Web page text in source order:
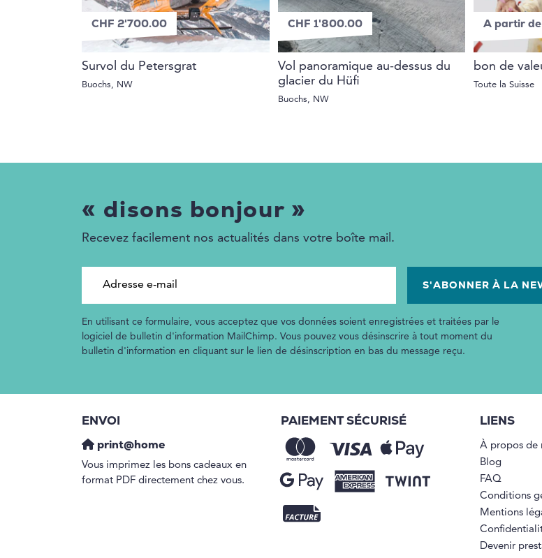
CHF 2'700.00
Survol du Petersgrat
Buochs, NW
CHF 1'800.00
Vol panoramique au-dessus du
glacier du Hüfi
Buochs, NW
A partir
bon de
Toute la Suisse
« disons bonjour »
Recevez facilement nos actualités dans votre boîte mail.
En utilisant ce formulaire, vous acceptez que vos données soient enregistrées et traitées par le
logiciel de bulletin d'information MailChimp. Vous pouvez vous désinscrire à tout moment du
bulletin d'information en cliquant sur le lien de désinscription en bas du message reçu.
ENVOI
print@home
Vous imprimez les bons cadeaux en
format PDF directement chez vous.
PAIEMENT SÉCURISÉ LIENS
À propos de
Blog
FAQ
Conditions
Mentions
Devenir